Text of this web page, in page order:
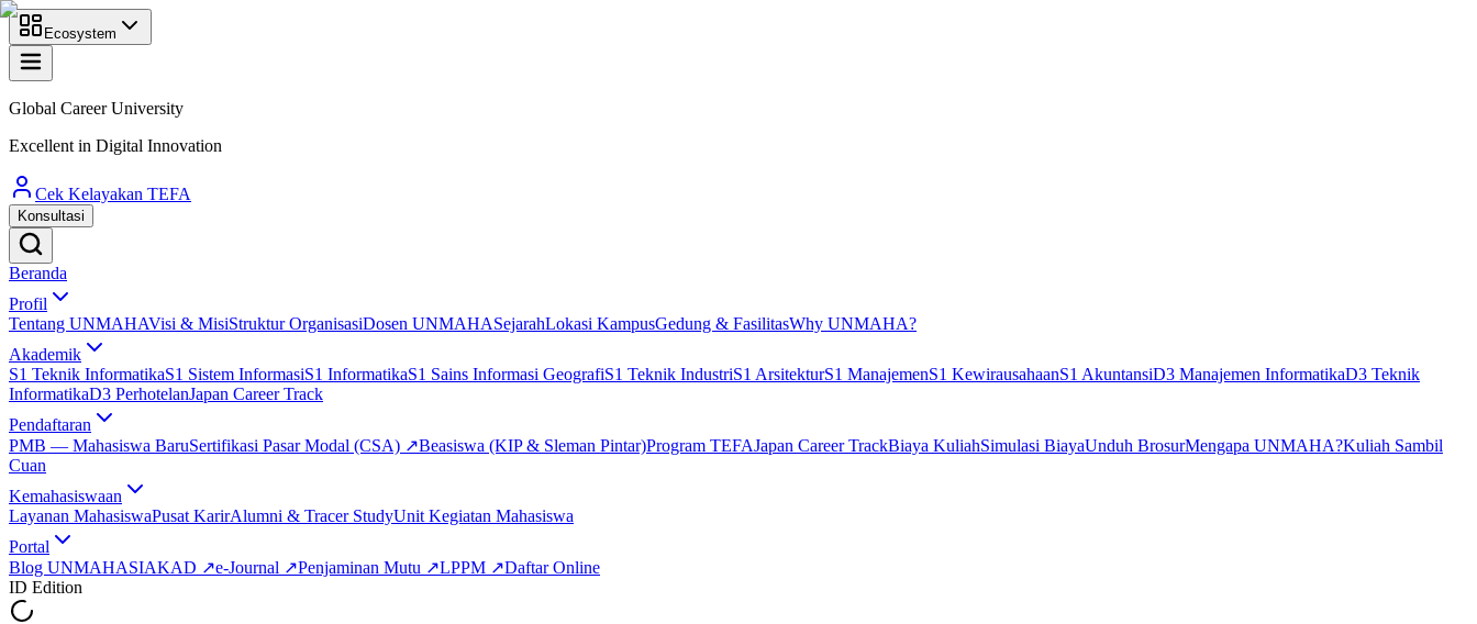
Ecosystem
Global Career University
Excellent in Digital Innovation
Cek Kelayakan TEFA
Konsultasi
Beranda
Profil
Tentang UNMAHAVisi & MisiStruktur OrganisasiDosen UNMAHASejarahLokasi KampusGedung & FasilitasWhy UNMAHA?
Akademik
S1 Teknik InformatikaS1 Sistem InformasiS1 InformatikaS1 Sains Informasi GeografiS1 Teknik IndustriS1 ArsitekturS1 ManajemenS1 KewirausahaanS1 AkuntansiD3 Manajemen InformatikaD3 Teknik
InformatikaD3 PerhotelanJapan Career Track
Pendaftaran
PMB — Mahasiswa BaruSertifikasi Pasar Modal (CSA) ↗Beasiswa (KIP & Sleman Pintar)Program TEFAJapan Career TrackBiaya KuliahSimulasi BiayaUnduh BrosurMengapa UNMAHA?Kuliah Sambil
Cuan
Kemahasiswaan
Layanan MahasiswaPusat KarirAlumni & Tracer StudyUnit Kegiatan Mahasiswa
Portal
Blog UNMAHASIAKAD ↗e-Journal ↗Penjaminan Mutu ↗LPPM ↗Daftar Online
ID Edition